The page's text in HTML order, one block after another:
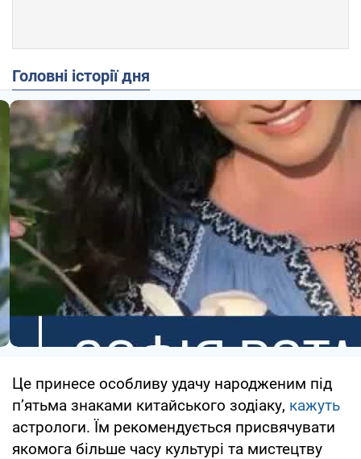
Головні історії дня
Це принесе особливу удачу народженим під
п’ятьма знаками китайського зодіаку, кажуть
астрологи. Їм рекомендується присвячувати
якомога більше часу культурі та мистецтву